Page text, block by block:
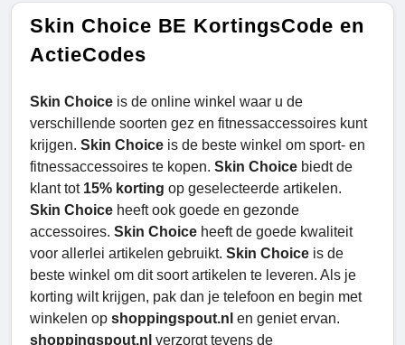
Skin Choice BE KortingsCode en
ActieCodes
Skin Choice is de online winkel waar u de
verschillende soorten gez en fitnessaccessoires kunt
krijgen. Skin Choice is de beste winkel om sport- en
fitnessaccessoires te kopen. Skin Choice biedt de
klant tot 15% korting op geselecteerde artikelen.
Skin Choice heeft ook goede en gezonde
accessoires. Skin Choice heeft de goede kwaliteit
voor allerlei artikelen gebruikt. Skin Choice is de
beste winkel om dit soort artikelen te leveren. Als je
korting wilt krijgen, pak dan je telefoon en begin met
winkelen op shoppingspout.nl en geniet ervan.
shoppingspout.nl verzorgt tevens de